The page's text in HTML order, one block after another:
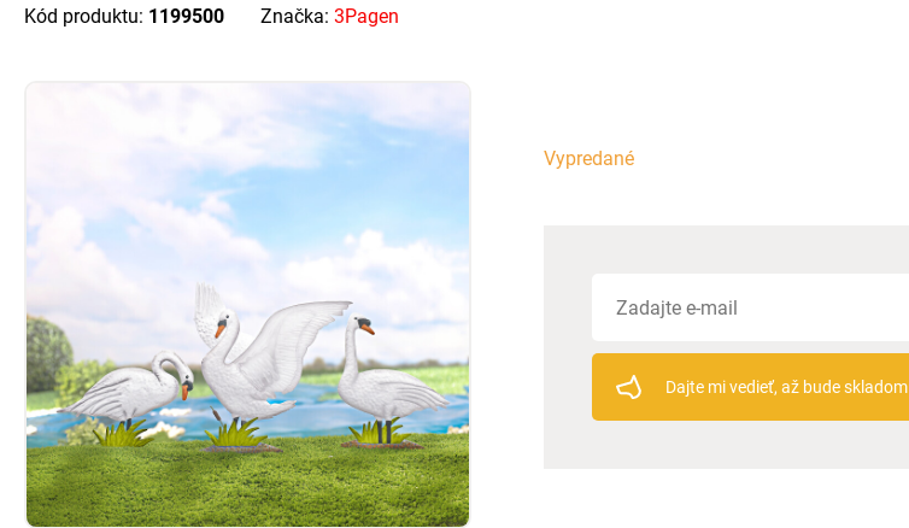
Kód produktu: 1199500 Značka: 3Pagen
Vypredané
Dajte mi vedieť, až bude skladom